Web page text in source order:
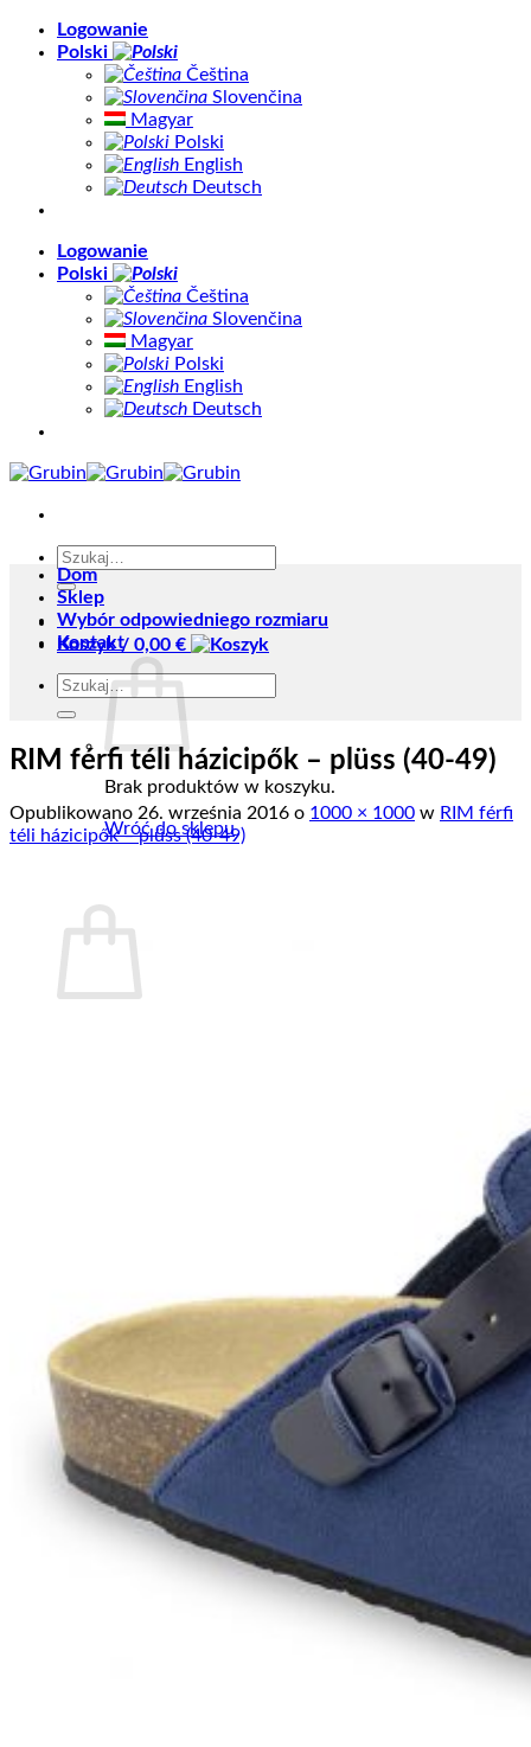
Skip
Logowanie
Polski
Čeština
Slovenčina
Magyar
Polski
English
Deutsch
Logowanie
Polski
Čeština
Slovenčina
Magyar
Polski
English
Deutsch
Szukaj:
Koszyk / 0,00 €
Brak produktów w koszyku.
Wróć do sklepu
Dom
Sklep
Wybór odpowiedniego rozmiaru
Kontakt
Szukaj:
RIM férfi téli házicipők – plüss (40-49)
Opublikowano 26. września 2016 o 1000 × 1000 w RIM férfi
téli házicipők – plüss (40-49)